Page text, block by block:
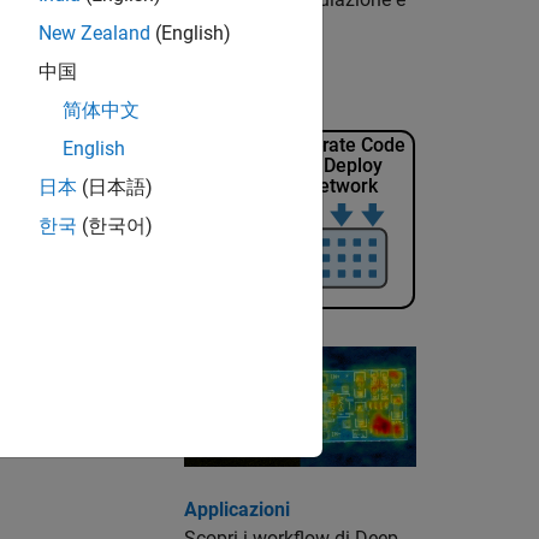
ONNX.
reti addestrate.
Applicazioni
New Zealand (English)
中国
简体中文
English
日本 (日本語)
한국 (한국어)